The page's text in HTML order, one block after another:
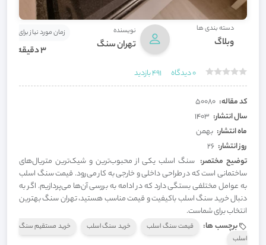
دسته بندی ها
وبلاگ
نویسنده
تهران سنگ
زمان مورد نیاز برای
3 دقیقه
0دیدگاه 491بازدید
کد مقاله: 50080
سال انتشار: 1403
ماه انتشار: بهمن
روز انتشار: 26
توضیح مختصر: سنگ اسلب یکی از محبوب‌ترین و شیک‌ترین متریال‌های
ساختمانی است که در طراحی داخلی و خارجی به کار می‌رود. قیمت سنگ اسلب
به عوامل مختلفی بستگی دارد که در ادامه به بررسی آن‌ها می‌پردازیم. اگر به
دنبال خرید سنگ اسلب باکیفیت و قیمت مناسب هستید، تهران سنگ بهترین
انتخاب برای شماست.
برچسب ها:
قیمت سنگ اسلب خرید سنگ اسلب
خرید مستقیم سنگ
اسلب